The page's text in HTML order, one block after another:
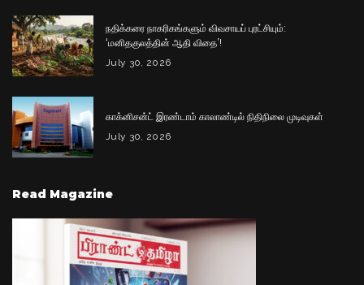
நதிக்கரை நாகரிகங்களும் விவசாயப் புரட்சியும்:
‘மனிதகுலத்தின் ஆதி விதை’!
July 30, 2026
காக்னிசன்ட் இரண்டாம் காலாண்டில் நிதிநிலை முடிவுகள்
July 30, 2026
Read Magazine